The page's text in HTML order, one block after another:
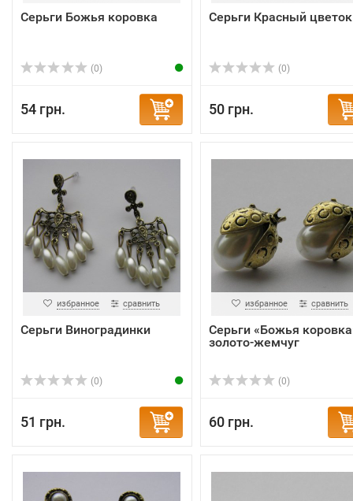
Серьги Божья коровка
(0)
54 грн.
Серьги Красный цветок
(0)
50 грн.
избранное сравнить
Серьги Виноградинки
(0)
51 грн.
избранное сравнить
Серьги «Божья
золото-жемчуг
(0)
60 грн.